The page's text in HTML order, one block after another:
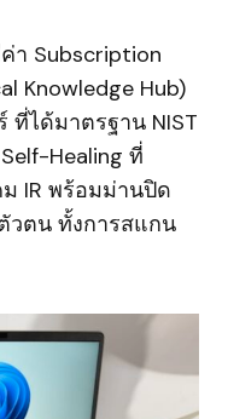
า Subscription
Knowledge Hub)
ได้มาตรฐาน NIST
Healing ที่
IR พร้อมม่านปิด
วตน ทั้งการสแกน